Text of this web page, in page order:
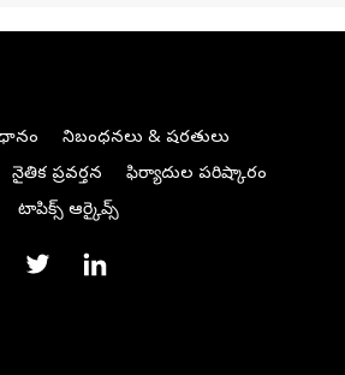
నిబంధనలు & షరతులు
నైతిక ప్రవర్తన
ఫిర్యాదుల పరిష్కారం
టాపిక్స్ ఆర్కైవ్స్